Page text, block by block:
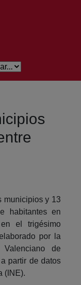
municipios y 13
habitantes en
el trigésimo
por la
de
partir de datos
(INE).